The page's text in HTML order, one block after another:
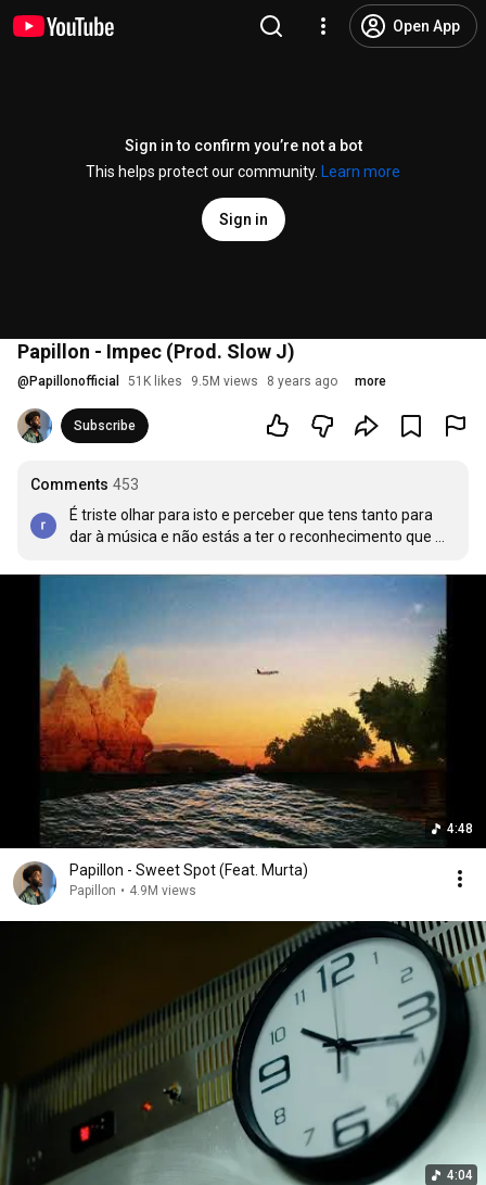
Open App
Sign in to confirm you’re not a bot
This helps protect our community.
Learn more
Sign in
Papillon - Impec (Prod. Slow J)
@ Papillonofficial 51K likes 9.5M views 8 years ago more
Subscribe
Comments 453
É triste olhar para isto e perceber que tens tanto para
dar à música e não estás a ter o reconhecimento que
4:48
Papillon - Sweet Spot (Feat. Murta)
Papillon • 4.9M views
4:04